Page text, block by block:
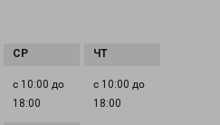
с 10:00 до
18:00
с 10:00 до
18:00